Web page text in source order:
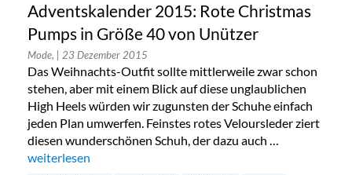
Adventskalender 2015: Rote Christmas
Pumps in Größe 40 von Unützer
Mode, | 23 Dezember 2015
Das Weihnachts-Outfit sollte mittlerweile zwar schon
stehen, aber mit einem Blick auf diese unglaublichen
High Heels würden wir zugunsten der Schuhe einfach
jeden Plan umwerfen. Feinstes rotes Veloursleder ziert
diesen wunderschönen Schuh, der dazu auch …
„Adventskalender 2015: Rote Christmas Pumps in Größe
weiterlesen